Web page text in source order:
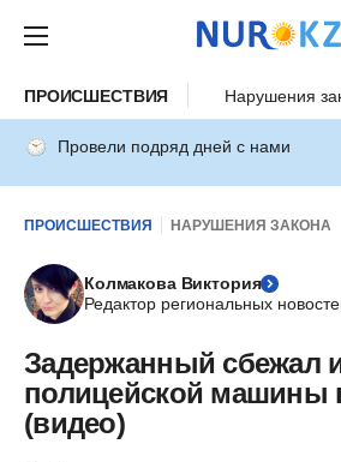
ПРОИСШЕСТВИЯ Нарушения
Провели подряд дней с нами
ПРОИСШЕСТВИЯ НАРУШЕНИЯ ЗАКОНА
Колмакова Виктория
Редактор региональных
Задержанный сбежал
полицейской машины
(видео)